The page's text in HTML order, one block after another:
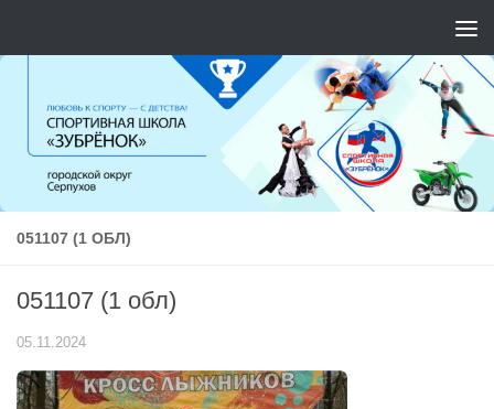
051107 (1 ОБЛ)
051107 (1 обл)
05.11.2024